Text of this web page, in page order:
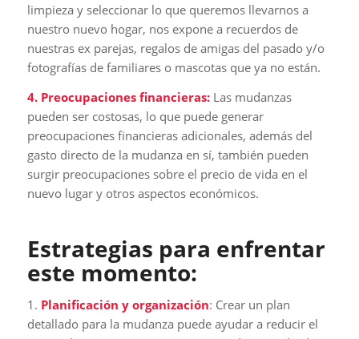
limpieza y seleccionar lo que queremos llevarnos a
nuestro nuevo hogar, nos expone a recuerdos de
nuestras ex parejas, regalos de amigas del pasado y/o
fotografías de familiares o mascotas que ya no están.
4. Preocupaciones financieras: Las mudanzas
pueden ser costosas, lo que puede generar
preocupaciones financieras adicionales, además del
gasto directo de la mudanza en sí, también pueden
surgir preocupaciones sobre el precio de vida en el
nuevo lugar y otros aspectos económicos.
Estrategias para enfrentar
este momento:
1. Planificación y organización: Crear un plan
detallado para la mudanza puede ayudar a reducir el